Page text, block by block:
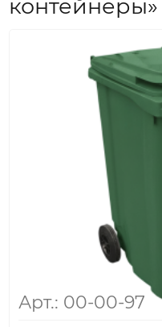
контейнеры»
Арт.: 00-00-97